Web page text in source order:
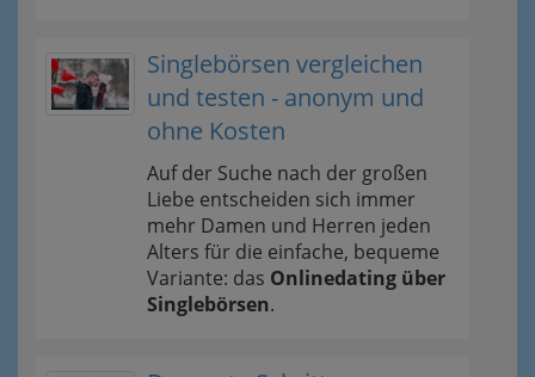
Singlebörsen vergleichen
und testen - anonym und
ohne Kosten
Auf der Suche nach der großen
Liebe entscheiden sich immer
mehr Damen und Herren jeden
Alters für die einfache, bequeme
Variante: das Onlinedating über
Singlebörsen.